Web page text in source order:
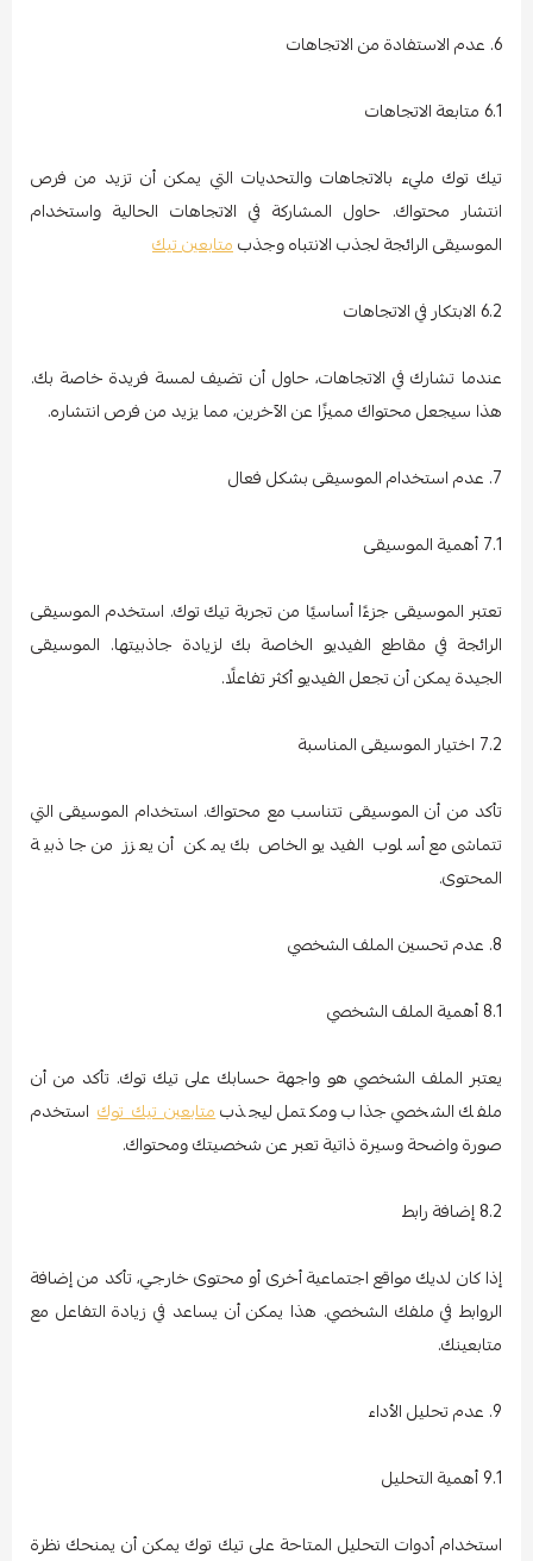
6. عدم الاستفادة من الاتجاهات
6.1 متابعة الاتجاهات
تيك توك مليء بالاتجاهات والتحديات التي يمكن أن تزيد من فرص
انتشار محتواك. حاول المشاركة في الاتجاهات الحالية واستخدام
الموسيقى الرائجة لجذب الانتباه وجذبمتابعين تيك
6.2 الابتكار في الاتجاهات
عندما تشارك في الاتجاهات، حاول أن تضيف لمسة فريدة خاصة بك.
هذا سيجعل محتواك مميزًا عن الآخرين، مما يزيد من فرص انتشاره.
7. عدم استخدام الموسيقى بشكل فعال
7.1 أهمية الموسيقى
تعتبر الموسيقى جزءًا أساسيًا من تجربة تيك توك. استخدم الموسيقى
الرائجة في مقاطع الفيديو الخاصة بك لزيادة جاذبيتها. الموسيقى
الجيدة يمكن أن تجعل الفيديو أكثر تفاعلًا.
7.2 اختيار الموسيقى المناسبة
تأكد من أن الموسيقى تتناسب مع محتواك. استخدام الموسيقى التي
تتماشى مع أسلوب الفيديو الخاص بك يمكن أن يعزز من جاذبية
المحتوى.
8. عدم تحسين الملف الشخصي
8.1 أهمية الملف الشخصي
يعتبر الملف الشخصي هو واجهة حسابك على تيك توك. تأكد من أن
ملفك الشخصي جذاب ومكتمل ليجذبمتابعين تيك توكاستخدم
صورة واضحة وسيرة ذاتية تعبر عن شخصيتك ومحتواك.
8.2 إضافة رابط
إذا كان لديك مواقع اجتماعية أخرى أو محتوى خارجي، تأكد من إضافة
الروابط في ملفك الشخصي. هذا يمكن أن يساعد في زيادة التفاعل مع
متابعينك.
9. عدم تحليل الأداء
9.1 أهمية التحليل
استخدام أدوات التحليل المتاحة على تيك توك يمكن أن يمنحك نظرة